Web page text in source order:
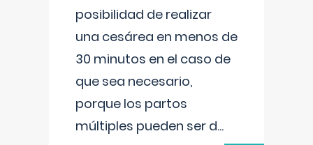
posibilidad de realizar
una cesárea en menos de
30 minutos en el caso de
que sea necesario,
porque los partos
múltiples pueden ser d...